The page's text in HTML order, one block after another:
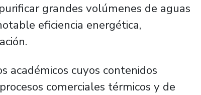
grandes volúmenes de aguas
eficiencia energética,
académicos cuyos contenidos
comerciales térmicos y de